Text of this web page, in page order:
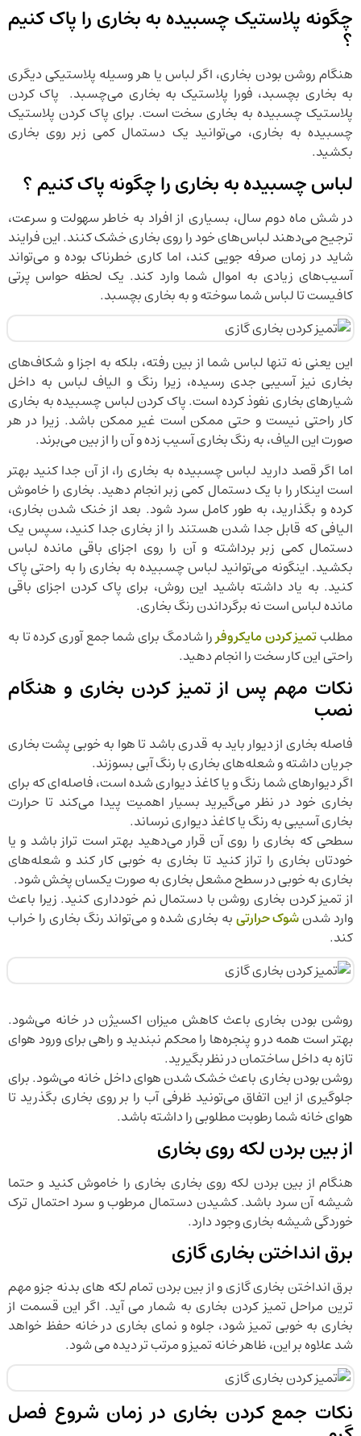
چگونه پلاستیک چسبیده به بخاری را پاک کنیم
؟
هنگام روشن بودن بخاری، اگر لباس یا هر وسیله پلاستیکی دیگری
به بخاری بچسبد، فورا پلاستیک به بخاری می‌چسبد. پاک کردن
پلاستیک چسبیده به بخاری سخت است. برای پاک کردن پلاستیک
چسبیده به بخاری، می‌توانید یک دستمال کمی زبر روی بخاری
بکشید.
لباس چسبیده به بخاری را چگونه پاک کنیم ؟
در شش ماه دوم سال، بسیاری از افراد به خاطر سهولت و سرعت،
ترجیح می‌دهند لباس‌های خود را روی بخاری خشک کنند. این فرایند
شاید در زمان صرفه جویی کند، اما کاری خطرناک بوده و می‌تواند
آسیب‌های زیادی به اموال شما وارد کند. یک لحظه حواس پرتی
کافیست تا لباس شما سوخته و به بخاری بچسبد.
این یعنی نه تنها لباس شما از بین رفته، بلکه به اجزا و شکاف‌های
بخاری نیز آسیبی جدی رسیده، زیرا رنگ و الیاف لباس به داخل
شیار‌های بخاری نفوذ کرده است. پاک کردن لباس چسبیده به بخاری
کار راحتی نیست و حتی ممکن است غیر ممکن باشد. زیرا در هر
صورت این الیاف، به رنگ بخاری آسیب زده و آن را از بین می‌برند.
اما اگر قصد دارید لباس چسبیده به بخاری را، از آن جدا کنید بهتر
است اینکار را با یک دستمال کمی زبر انجام دهید. بخاری را خاموش
کرده و بگذارید، به طور کامل سرد شود. بعد از خنک شدن بخاری،
الیافی که قابل جدا شدن هستند را از بخاری جدا کنید، سپس یک
دستمال کمی زبر برداشته و آن را روی اجزای باقی مانده لباس
بکشید. اینگونه می‌توانید لباس چسبیده به بخاری را به راحتی پاک
کنید. به یاد داشته باشید این روش، برای پاک کردن اجزای باقی
مانده لباس است نه برگرداندن رنگ بخاری.
مطلبتمیز کردن مایکروفررا شادمگ برای شما جمع آوری کرده تا به
راحتی این کار سخت را انجام دهید.
نکات مهم پس از تمیز کردن بخاری و هنگام
نصب
فاصله بخاری از دیوار باید به قدری باشد تا هوا به خوبی پشت بخاری
جریان داشته و شعله‌های بخاری با رنگ آبی بسوزند.
اگر دیوارهای شما رنگ و یا کاغذ دیواری شده است، فاصله‌ای که برای
بخاری خود در نظر می‌گیرید بسیار اهمیت پیدا می‌کند تا حرارت
بخاری آسیبی به رنگ یا کاغذ دیواری نرساند.
سطحی که بخاری را روی آن قرار می‌‌دهید بهتر است تراز باشد و یا
خودتان بخاری را تراز کنید تا بخاری به خوبی کار کند و شعله‌های
بخاری به خوبی در سطح مشعل بخاری به صورت یکسان پخش شود.
از تمیز کردن بخاری روشن با دستمال نم خودداری کنید. زیرا باعث
وارد شدنشوک حرارتیبه بخاری شده و می‌تواند رنگ بخاری را خراب
کند.
روشن بودن بخاری باعث کاهش میزان اکسیژن در خانه می‌شود.
بهتر است همه در و پنجره‌ها را محکم نبندید و راهی برای ورود هوای
تازه به داخل ساختمان در نظر بگیرید.
روشن بودن بخاری باعث خشک شدن هوای داخل خانه می‌شود. برای
جلوگیری از این اتفاق می‌تونید ظرفی آب را بر روی بخاری بگذرید تا
هوای خانه شما رطوبت مطلوبی را داشته باشد.
از بین بردن لکه روی بخاری
هنگام از بین بردن لکه روی بخاری بخاری را خاموش کنید و حتما
شیشه آن سرد باشد. کشیدن دستمال مرطوب و سرد احتمال ترک
خوردگی شیشه بخاری وجود دارد.
برق انداختن بخاری گازی
برق انداختن بخاری گازی و از بین بردن تمام لکه های بدنه جزو مهم
ترین مراحل تمیز کردن بخاری به شمار می آید. اگر این قسمت از
بخاری به خوبی تمیز شود، جلوه و نمای بخاری در خانه حفظ خواهد
شد علاوه بر این، ظاهر خانه تمیز و مرتب تر دیده می شود.
نکات جمع کردن بخاری در زمان شروع فصل